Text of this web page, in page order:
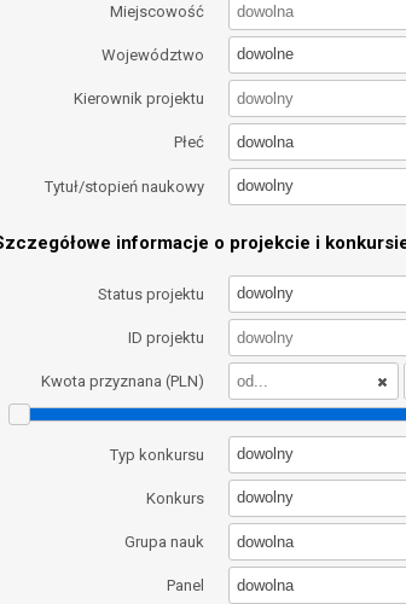
Miejscowość
Województwo dowolne
Kierownik projektu
Płeć dowolna
Tytuł/stopień naukowy dowolny
informacje o projekcie i
Status projektu dowolny
ID projektu
Kwota przyznana (PLN)
Typ konkursu dowolny
Konkurs dowolny
Grupa nauk dowolna
Panel dowolna